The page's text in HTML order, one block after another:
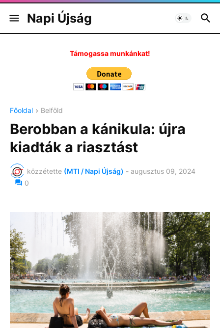
Napi Újság
Támogassa munkánkat!
Főoldal Belföld
Berobban a kánikula: újra
kiadták a riasztást
közzétette (MTI / Napi Újság) - augusztus 09, 2024
0